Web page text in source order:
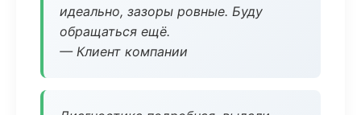
идеально, зазоры ровные. Буду
обращаться ещё.
— Клиент компании